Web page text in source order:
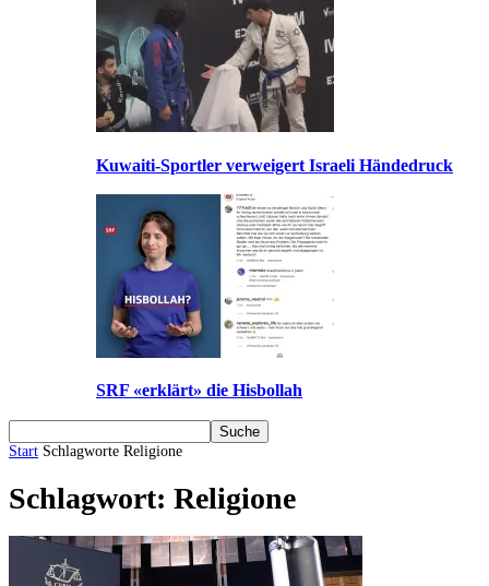
Kuwaiti-Sportler verweigert Israeli Händedruck
SRF «erklärt» die Hisbollah
Start Schlagworte Religione
Schlagwort: Religione